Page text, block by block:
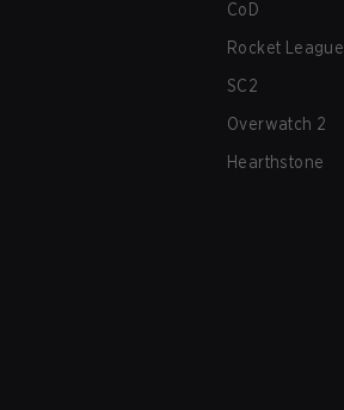
CoD
Rocket League
SC2
Overwatch 2
Hearthstone